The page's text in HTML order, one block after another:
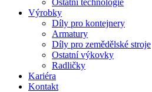
Ostatní technologie
Výrobky
Díly pro kontejnery
Armatury
Díly pro zemědělské stroje
Ostatní výkovky
Radličky
Kariéra
Kontakt